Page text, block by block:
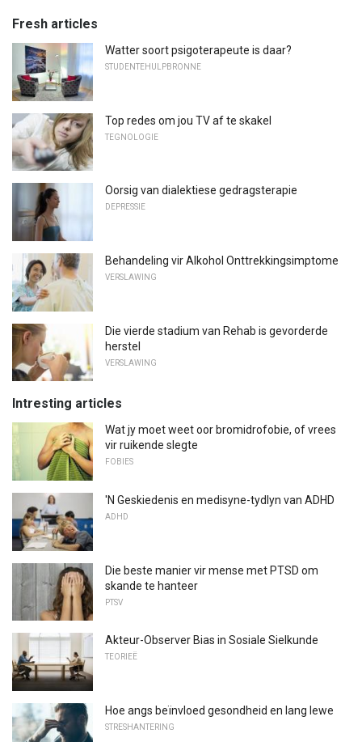
Fresh articles
Watter soort psigoterapeute is daar?
STUDENTEHULPBRONNE
Top redes om jou TV af te skakel
TEGNOLOGIE
Oorsig van dialektiese gedragsterapie
DEPRESSIE
Behandeling vir Alkohol Onttrekkingsimptome
VERSLAWING
Die vierde stadium van Rehab is gevorderde
herstel
VERSLAWING
Intresting articles
Wat jy moet weet oor bromidrofobie, of vrees
vir ruikende slegte
FOBIES
'N Geskiedenis en medisyne-tydlyn van ADHD
ADHD
Die beste manier vir mense met PTSD om
skande te hanteer
PTSV
Akteur-Observer Bias in Sosiale Sielkunde
TEORIEË
Hoe angs beïnvloed gesondheid en lang lewe
STRESHANTERING